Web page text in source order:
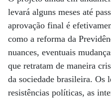
levará alguns meses até
aprovação final é
como a reforma da
nuances, eventuais
que retratam de maneira
da sociedade brasileira. Os
resistências políticas, as